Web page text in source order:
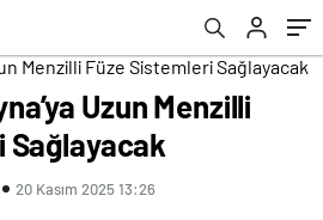
Uzun Menzilli
Sağlayacak
20 Kasım 2025 13:26